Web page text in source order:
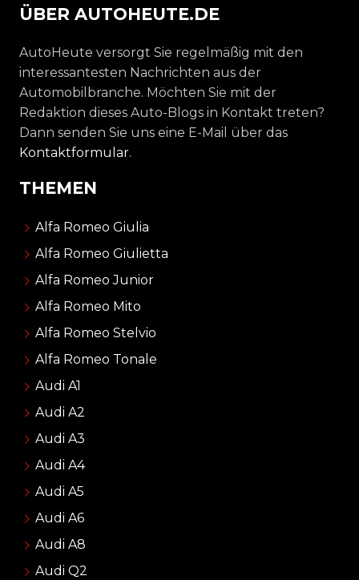
ÜBER AUTOHEUTE.DE
AutoHeute versorgt Sie regelmäßig mit den
interessantesten Nachrichten aus der
Automobilbranche. Möchten Sie mit der
Redaktion dieses Auto-Blogs in Kontakt treten?
Dann senden Sie uns eine E-Mail über das
Kontaktformular.
THEMEN
Alfa Romeo Giulia
Alfa Romeo Giulietta
Alfa Romeo Junior
Alfa Romeo Mito
Alfa Romeo Stelvio
Alfa Romeo Tonale
Audi A1
Audi A2
Audi A3
Audi A4
Audi A5
Audi A6
Audi A8
Audi Q2